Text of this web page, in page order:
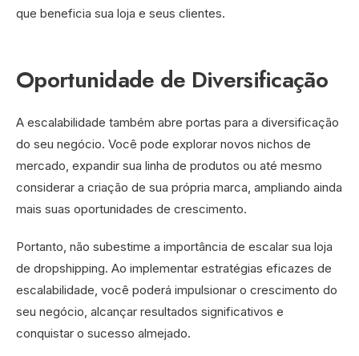
que beneficia sua loja e seus clientes.
Oportunidade de Diversificação
A escalabilidade também abre portas para a diversificação
do seu negócio. Você pode explorar novos nichos de
mercado, expandir sua linha de produtos ou até mesmo
considerar a criação de sua própria marca, ampliando ainda
mais suas oportunidades de crescimento.
Portanto, não subestime a importância de escalar sua loja
de dropshipping. Ao implementar estratégias eficazes de
escalabilidade, você poderá impulsionar o crescimento do
seu negócio, alcançar resultados significativos e
conquistar o sucesso almejado.